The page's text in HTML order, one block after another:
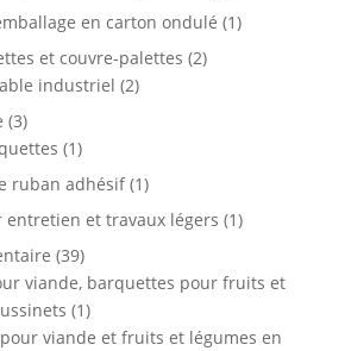
produit
en carton ondulé 11
et couvre-palettes 22
industriel 22
33
produits
11
produit
ruban adhésif 11
produit
entretien et travaux légers 11
3939
produits
viande, barquettes pour fruits et
11
produit
viande et fruits et légumes en